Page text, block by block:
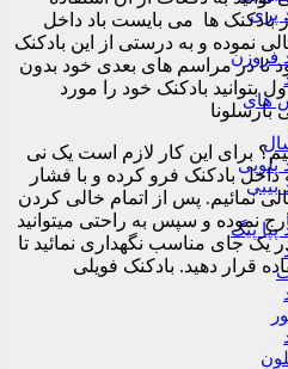
پری
فروزن
های
بلویی
بیبی
پپا پیگ
بادکنک ها می بایست باد داخل
نموده و به درستی از این بادکنک
تا در مراسم های بعدی خود بدون
بادکنک خود را مورد
بارسلونا
برای این کار لازم است یک نی
بادکنک فرو کرده و با فشار
نمائیم. پس از اتمام خالی کردن
نموده و سپس به راحتی میتوانید
یک جای مناسب نگهداری نمائید تا
قرار دهید. بادکنک فویلی